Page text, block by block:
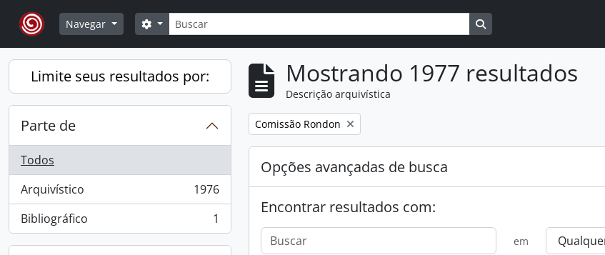
Skip to main content
Navegar
Buscar
Opções de busca
Limite seus resultados por:
Parte de
Todos
Arquivístico
, 1976 resultados
1976
Bibliográfico
, 1 resultados 1
Mostrando 1977 resultados
Descrição arquivística
Remover filtro:
Comissão Rondon
Opções avançadas de busca
Encontrar resultados com:
em